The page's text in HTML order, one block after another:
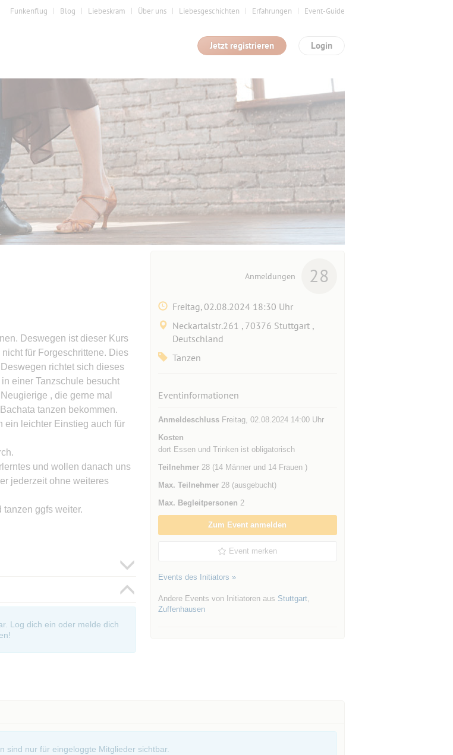
Funkenflug Blog Liebeskram Über uns Liebesgeschichten Erfahrungen Event-Guide
Login
Jetzt registrieren
Deswegen ist dieser Kurs
für Forgeschrittene. Dies
richtet sich dieses
einer Tanzschule besucht
, die gerne mal
tanzen bekommen.
ein leichter Einstieg auch für
und wollen danach uns
jederzeit ohne weiteres
tanzen ggfs weiter.
Log dich ein oder melde dich
Anmeldungen 28
Freitag, 02.08.2024 18:30 Uhr
Neckartalstr.261 , 70376 Stuttgart ,
Deutschland
Tanzen
Eventinformationen
AnmeldeschlussFreitag, 02.08.2024 14:00 Uhr
Kosten
dort Essen und Trinken ist obligatorisch
Teilnehmer28 (14 Männer und 14 Frauen )
Max. Teilnehmer28 (ausgebucht)
Max. Begleitpersonen 2
Zum Event anmelden
Event merken
Events des Initiators »
Andere Events von Initiatoren aus Stuttgart,
Zuffenhausen
sind nur für eingeloggte Mitglieder sichtbar.